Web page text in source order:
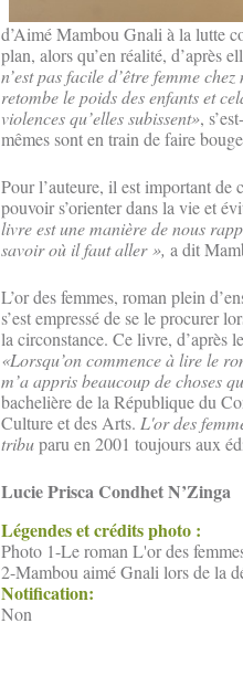
d’Aimé Mambou Gnali à la lutte
plan, alors qu’en réalité, d’après
n’est pas facile d’être femme
retombe le poids des enfants et
violences qu’elles subissent»,
mêmes sont en train de faire
Pour l’auteure, il est important de
pouvoir s’orienter dans la vie et
livre est une manière de nous
savoir où il faut aller », a dit
L’or des femmes, roman plein
s’est empressé de se le procurer
la circonstance. Ce livre, d’après
«Lorsqu’on commence à lire le
m’a appris beaucoup de choses
bachelière de la République du
Culture et des Arts. L'or des
tribuparu en 2001 toujours aux
Lucie Prisca Condhet N’Zinga
Légendes et crédits photo :
Photo 1-Le roman L'or des
2-Mambou aimé Gnali lors de la
Notification:
Non